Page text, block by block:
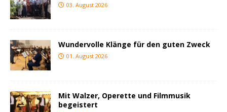
03. August 2026
Wundervolle Klänge für den guten Zweck
01. August 2026
Mit Walzer, Operette und Filmmusik
begeistert